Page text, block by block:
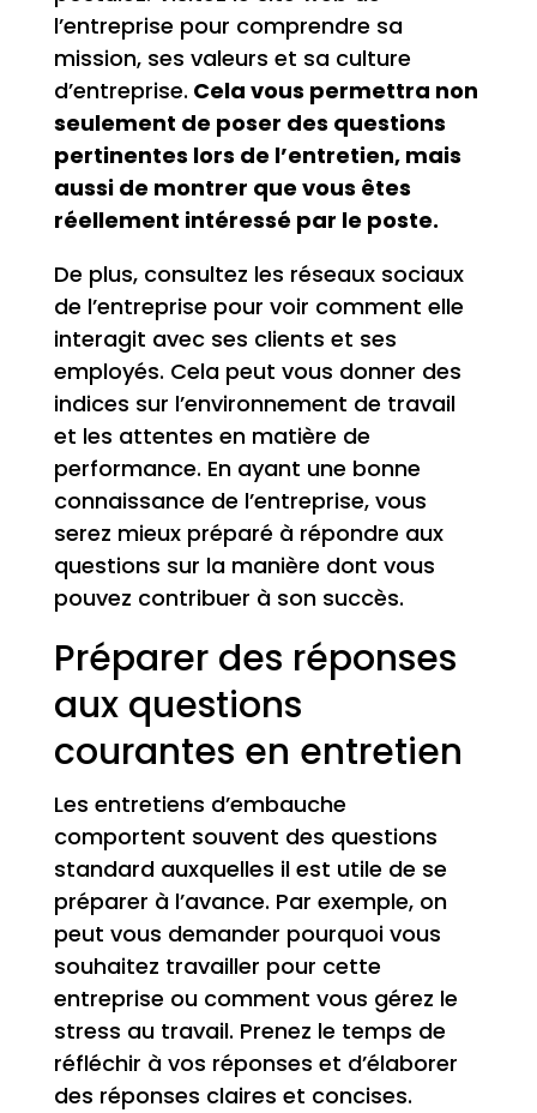
l’entreprise pour comprendre sa
mission, ses valeurs et sa culture
d’entreprise. Cela vous permettra non
seulement de poser des questions
pertinentes lors de l’entretien, mais
aussi de montrer que vous êtes
réellement intéressé par le poste.
De plus, consultez les réseaux sociaux
de l’entreprise pour voir comment elle
interagit avec ses clients et ses
employés. Cela peut vous donner des
indices sur l’environnement de travail
et les attentes en matière de
performance. En ayant une bonne
connaissance de l’entreprise, vous
serez mieux préparé à répondre aux
questions sur la manière dont vous
pouvez contribuer à son succès.
Préparer des réponses
aux questions
courantes en entretien
Les entretiens d’embauche
comportent souvent des questions
standard auxquelles il est utile de se
préparer à l’avance. Par exemple, on
peut vous demander pourquoi vous
souhaitez travailler pour cette
entreprise ou comment vous gérez le
stress au travail. Prenez le temps de
réfléchir à vos réponses et d’élaborer
des réponses claires et concises.